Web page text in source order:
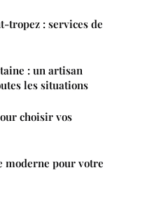
tropez : services de
: un artisan
les situations
choisir vos
moderne pour votre